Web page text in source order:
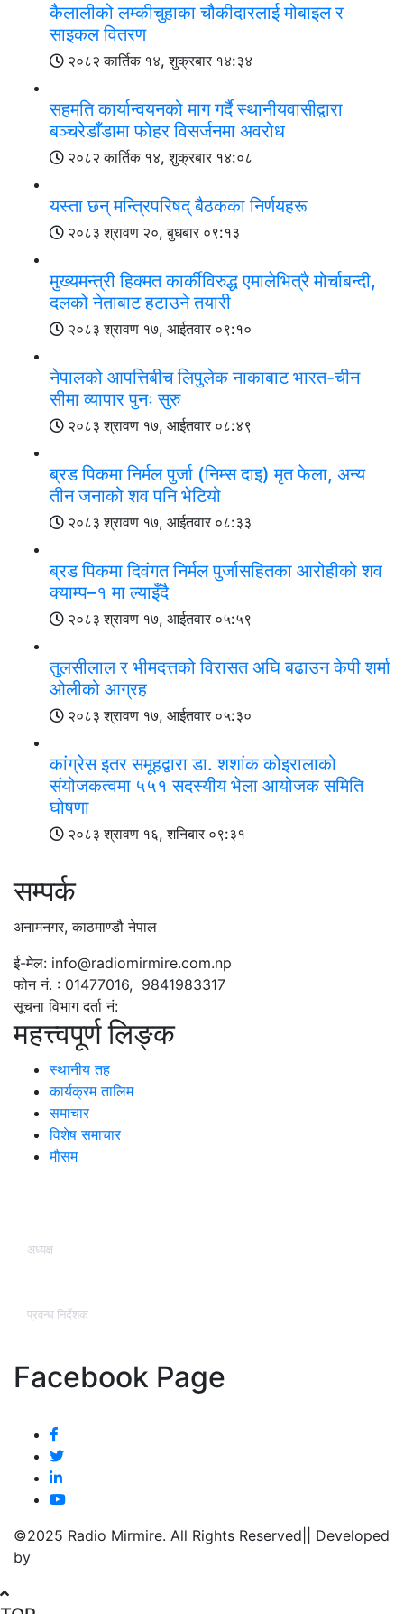
कैलालीको लम्कीचुहाका चौकीदारलाई मोबाइल र
साइकल वितरण
२०८२ कार्तिक १४, शुक्रबार १४:३४
सहमति कार्यान्वयनको माग गर्दै स्थानीयवासीद्वारा
बञ्चरेडाँडामा फोहर विसर्जनमा अवरोध
२०८२ कार्तिक १४, शुक्रबार १४:०८
यस्ता छन् मन्त्रिपरिषद् बैठकका निर्णयहरू
२०८३ श्रावण २०, बुधबार ०९:१३
मुख्यमन्त्री हिक्मत कार्कीविरुद्ध एमालेभित्रै मोर्चाबन्दी,
दलको नेताबाट हटाउने तयारी
२०८३ श्रावण १७, आईतवार ०९:१०
नेपालको आपत्तिबीच लिपुलेक नाकाबाट भारत-चीन
सीमा व्यापार पुनः सुरु
२०८३ श्रावण १७, आईतवार ०८:४९
ब्रड पिकमा निर्मल पुर्जा (निम्स दाइ) मृत फेला, अन्य
तीन जनाको शव पनि भेटियो
२०८३ श्रावण १७, आईतवार ०८:३३
ब्रड पिकमा दिवंगत निर्मल पुर्जासहितका आरोहीको शव
क्याम्प–१ मा ल्याइँदै
२०८३ श्रावण १७, आईतवार ०५:५९
तुलसीलाल र भीमदत्तको विरासत अघि बढाउन केपी शर्मा
ओलीको आग्रह
२०८३ श्रावण १७, आईतवार ०५:३०
कांग्रेस इतर समूहद्वारा डा. शशांक कोइरालाको
संयोजकत्वमा ५५१ सदस्यीय भेला आयोजक समिति
घोषणा
२०८३ श्रावण १६, शनिबार ०९:३१
सम्पर्क
अनामनगर, काठमाण्डौ नेपाल
ई-मेल: info@radiomirmire.com.np
फोन नं. : 01477016, 9841983317
सूचना विभाग दर्ता नं:
महत्त्वपूर्ण लिङ्क
स्थानीय तह
कार्यक्रम तालिम
समाचार
विशेष समाचार
मौसम
अध्यक्ष
प्रवन्ध निर्देशक
Facebook Page
©2025 Radio Mirmire. All Rights Reserved|| Developed
by